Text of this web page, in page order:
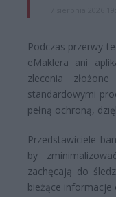
Podczas przerwy
eMaklera ani
zlecenia
standardowymi
pełną ochroną,
Przedstawiciele
by
zachęcają do
bieżące